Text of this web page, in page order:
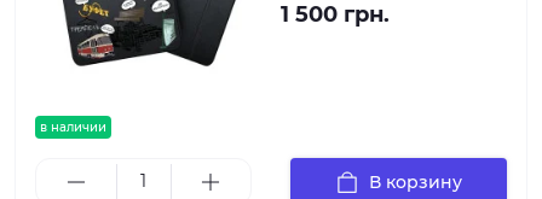
в наличии
1 500 грн.
В корзину